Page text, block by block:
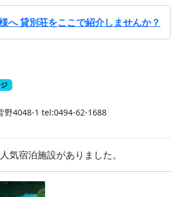
へ 貸別荘をここで紹介しませんか？
野4048-1 tel:0494-62-1688
気宿泊施設がありました。